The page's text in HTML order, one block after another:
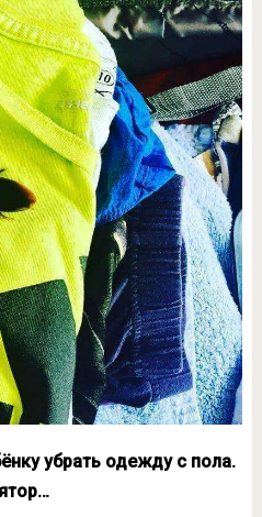
убрать одежду с пола.